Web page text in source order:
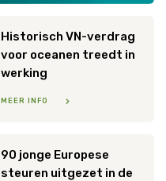
Historisch VN-verdrag
voor oceanen treedt in
werking
MEER INFO
90 jonge Europese
steuren uitgezet in de